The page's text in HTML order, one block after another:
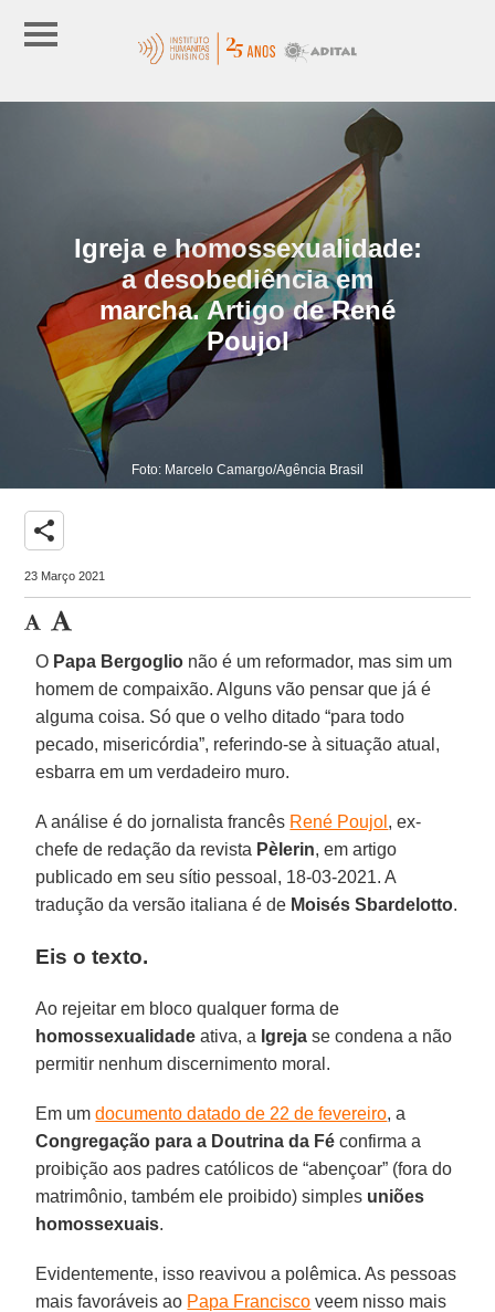
Igreja e homossexualidade:
a desobediência em
marcha. Artigo de René
Poujol
Foto: Marcelo Camargo/Agência Brasil
share
23 Março 2021
O Papa Bergoglio não é um reformador, mas sim um
homem de compaixão. Alguns vão pensar que já é
alguma coisa. Só que o velho ditado “para todo
pecado, misericórdia”, referindo-se à situação atual,
esbarra em um verdadeiro muro.
A análise é do jornalista francês René Poujol , ex-
chefe de redação da revista Pèlerin, em artigo
publicado em seu sítio pessoal, 18-03-2021. A
tradução da versão italiana é de Moisés Sbardelotto.
Eis o texto.
Ao rejeitar em bloco qualquer forma de
homossexualidade ativa, a Igreja se condena a não
permitir nenhum discernimento moral.
Em umdocumento datado de 22 de fevereiro, a
Congregação para a Doutrina da Fé confirma a
proibição aos padres católicos de “abençoar” (fora do
matrimônio, também ele proibido) simples uniões
homossexuais.
Evidentemente, isso reavivou a polêmica. As pessoas
mais favoráveis ao Papa Francisco veem nisso mais